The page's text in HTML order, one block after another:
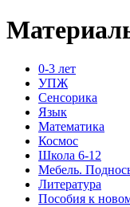
0-3 лет
УПЖ
Сенсорика
Язык
Математика
Космос
Школа 6-12
Мебель.
Литература
Пособия к